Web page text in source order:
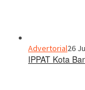
Advertorial26
IPPAT Kota